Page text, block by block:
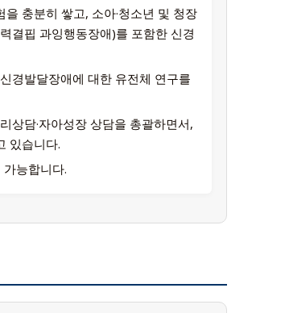
충분히 쌓고, 소아·청소년 및 청장
결핍 과잉행동장애)를 포함한 신경
경발달장애에 대한 유전체 연구를
상담·자아성장 상담을 총괄하면서,
있습니다.
능합니다.